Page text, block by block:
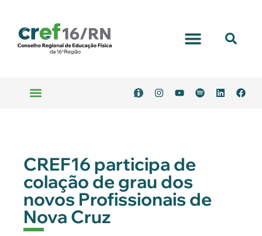
CREF16 participa de
colação de grau dos
novos Profissionais de
Nova Cruz